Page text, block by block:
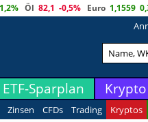
1,2% Öl 82,1 -0,5% Euro 1,1559
ETF-Sparplan
Zinsen CFDs Trading Kryptos